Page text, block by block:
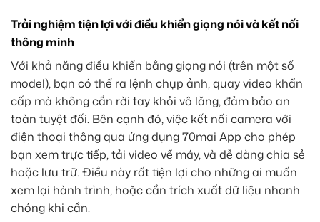
Trải nghiệm tiện lợi với điều khiển giọng nói và kết nối
thông minh
Với khả năng điều khiển bằng giọng nói (trên một số
model), bạn có thể ra lệnh chụp ảnh, quay video khẩn
cấp mà không cần rời tay khỏi vô lăng, đảm bảo an
toàn tuyệt đối. Bên cạnh đó, việc kết nối camera với
điện thoại thông qua ứng dụng 70mai App cho phép
bạn xem trực tiếp, tải video về máy, và dễ dàng chia sẻ
hoặc lưu trữ. Điều này rất tiện lợi cho những ai muốn
xem lại hành trình, hoặc cần trích xuất dữ liệu nhanh
chóng khi cần.